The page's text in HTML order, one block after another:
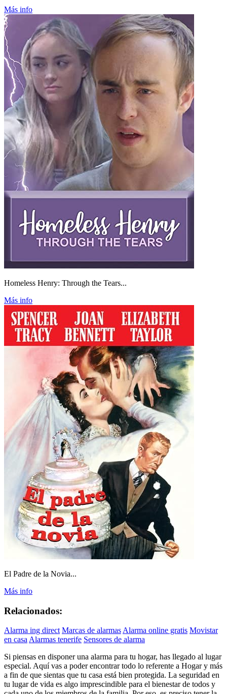
Más info
Homeless Henry: Through the Tears...
Más info
El Padre de la Novia...
Más info
Relacionados:
Alarma ing direct Marcas de alarmas Alarma online gratis Movistar
en casa Alarmas tenerife Sensores de alarma
Si piensas en disponer una alarma para tu hogar, has llegado al lugar
especial. Aquí vas a poder encontrar todo lo referente a Hogar y más
a fin de que sientas que tu casa está bien protegida. La seguridad en
tu lugar de vida es algo imprescindible para el bienestar de todos y